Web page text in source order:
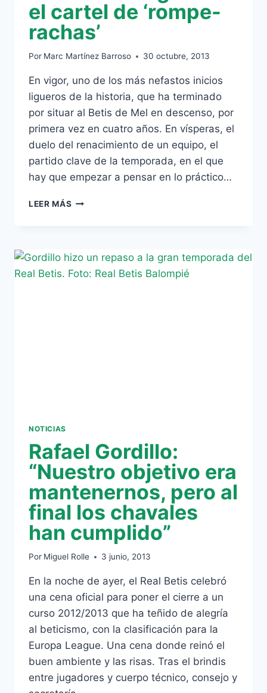
el cartel de ‘rompe-
rachas’
Por Marc Martínez Barroso 30 octubre, 2013
En vigor, uno de los más nefastos inicios
ligueros de la historia, que ha terminado
por situar al Betis de Mel en descenso, por
primera vez en cuatro años. En vísperas, el
duelo del renacimiento de un equipo, el
partido clave de la temporada, en el que
hay que empezar a pensar en lo práctico…
LEER MÁS EL
EL
CARTEL
DE
NOTICIAS
Rafael Gordillo:
“Nuestro objetivo era
mantenernos, pero al
final los chavales
han cumplido”
Por Miguel Rolle 3 junio, 2013
En la noche de ayer, el Real Betis celebró
una cena oficial para poner el cierre a un
curso 2012/2013 que ha teñido de alegría
al beticismo, con la clasificación para la
Europa League. Una cena donde reinó el
buen ambiente y las risas. Tras el brindis
entre jugadores y cuerpo técnico, consejo y